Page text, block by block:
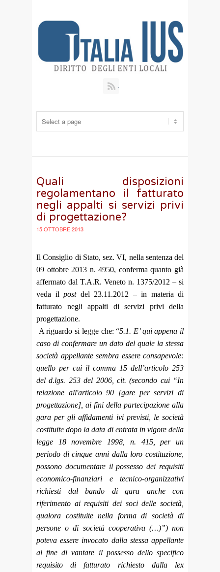
Quali disposizioni
regolamentano il fatturato
negli appalti si servizi privi
di progettazione?
15 OTTOBRE 2013
Il Consiglio di Stato, sez. VI, nella sentenza del
09 ottobre 2013 n. 4950, conferma quanto già
affermato dal T.A.R. Veneto n. 1375/2012 – si
veda il postdel 23.11.2012 – in materia di
fatturato negli appalti di servizi privi della
progettazione.
A riguardo si legge che: “5.1. E’ qui appena il
caso di confermare un dato del quale la stessa
società appellante sembra essere consapevole:
quello per cui il comma 15 dell’articolo 253
del d.lgs. 253 del 2006, cit. (secondo cui “In
relazione all'articolo 90 [gare per servizi di
progettazione], ai fini della partecipazione alla
gara per gli affidamenti ivi previsti, le società
costituite dopo la data di entrata in vigore della
legge 18 novembre 1998, n. 415, per un
periodo di cinque anni dalla loro costituzione,
possono documentare il possesso dei requisiti
economico-finanziari e tecnico-organizzativi
richiesti dal bando di gara anche con
riferimento ai requisiti dei soci delle società,
qualora costituite nella forma di società di
persone o di società cooperativa (…)”) non
poteva essere invocato dalla stessa appellante
al fine di vantare il possesso dello specifico
requisito di fatturato richiesto dalla lex